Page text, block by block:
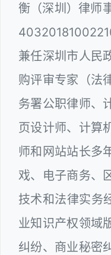
衡（深圳）律师
兼任深圳市人民
购评审专家（法
务署公职律师、
页设计师、计算
师和网站站长多
戏、电子商务、
技术和法律实务
业知识产权领域
纠纷、商业秘密